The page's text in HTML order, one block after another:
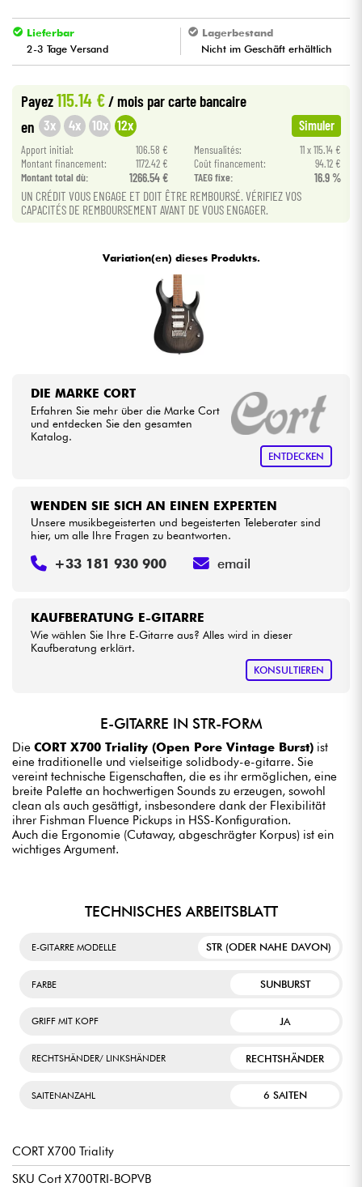
Violinen & Quartett
Kinder
Kabel & Zubehöre
HiFi
Sehen Sie sich unsere Marken an
Lieferbar
2-3 Tage Versand
Lagerbestand
Nicht im Geschäft erhältlich
Payez115.14 €/ mois par carte bancaire
en 3x 4x 10x 12x Simuler
Apport initial: 106.58 € Mensualités:
11 x 115.14 €
Montant financement:
1172.42 € Coût financement:
94.12 €
Montant total dù:
1266.54 € TAEG fixe: 16.9 %
UN CRÉDIT VOUS ENGAGE ET DOIT ÊTRE REMBOURSÉ. VÉRIFIEZ VOS
CAPACITÉS DE REMBOURSEMENT AVANT DE VOUS ENGAGER.
Variation(en) dieses Produkts.
DIE MARKE CORT
Erfahren Sie mehr über die Marke Cort
und entdecken Sie den gesamten
Katalog.
ENTDECKEN
KAUFBERATUNG E-GITARRE
Wie wählen Sie Ihre E-Gitarre aus? Alles wird in dieser
Kaufberatung erklärt.
KONSULTIEREN
WENDEN SIE SICH AN EINEN EXPERTEN
Unsere musikbegeisterten und begeisterten Teleberater sind
hier, um alle Ihre Fragen zu beantworten.
+33 181 930 900 email
E-GITARRE IN STR-FORM
Die CORT X700 Triality (Open Pore Vintage Burst) ist
eine traditionelle und vielseitige solidbody-e-gitarre. Sie
vereint technische Eigenschaften, die es ihr ermöglichen, eine
breite Palette an hochwertigen Sounds zu erzeugen, sowohl
clean als auch gesättigt, insbesondere dank der Flexibilität
ihrer Fishman Fluence Pickups in HSS-Konfiguration.
Auch die Ergonomie (Cutaway, abgeschrägter Korpus) ist ein
wichtiges Argument.
TECHNISCHES ARBEITSBLATT
E-GITARRE MODELLE STR (ODER NAHE DAVON)
FARBE SUNBURST
GRIFF MIT KOPF JA
RECHTSHÄNDER/ LINKSHÄNDER RECHTSHÄNDER
SAITENANZAHL 6 SAITEN
CORT X700 Triality
SKU Cort X700TRI-BOPVB